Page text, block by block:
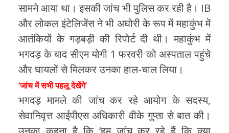
सामने आया था। इसकी जांच भी पुलिस कर रही है। IB
और लोकल इंटेलिजेंस ने भी अघोरी के रूप में महाकुंभ में
आतंकियों के गड़बड़ी की रिपोर्ट दी थी। महाकुंभ में
भगदड़ के बाद सीएम योगी 1 फरवरी को अस्पताल पहुंचे
और घायलों से मिलकर उनका हाल-चाल लिया।
‘जांच में सभी पहलू देखेंगे’
भगदड़ मामले की जांच कर रहे आयोग के सदस्य,
सेवानिवृत्त आईपीएस अधिकारी वीके गुप्ता से बात की।